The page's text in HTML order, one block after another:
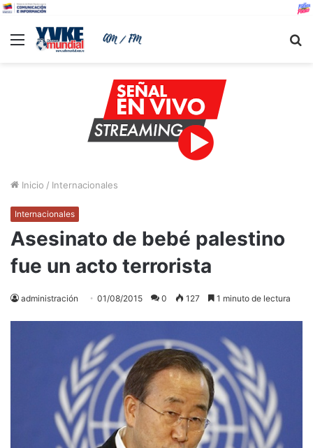
Menu
Inicio / Internacionales
Internacionales
Asesinato de bebé palestino
fue un acto terrorista
administración 01/08/2015 0 127 1 minuto de lectura